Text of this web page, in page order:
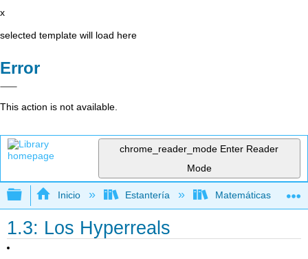
x
selected template will load here
Error
This action is not available.
chrome_reader_mode Enter Reader
Mode
Expandir/contraer jerarquía global
Inicio Estantería Matemáticas
1.3: Los Hyperreals